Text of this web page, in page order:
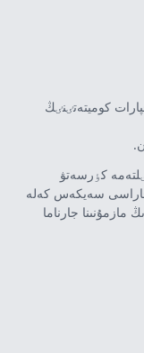
كوميتەتٸنٸڭ
كٶرسەتۋ
سەيكەس كەلە
مازمۇنىنا جارناما